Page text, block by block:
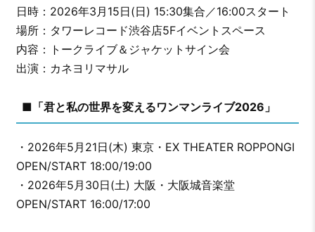
日時：2026年3月15日(日) 15:30集合／16:00スタート
場所：タワーレコード渋谷店5Fイベントスペース
内容：トークライブ＆ジャケットサイン会
出演：カネヨリマサル
■「君と私の世界を変えるワンマンライブ2026」
・2026年5月21日(木) 東京・EX THEATER ROPPONGI
OPEN/START 18:00/19:00
・2026年5月30日(土) 大阪・大阪城音楽堂
OPEN/START 16:00/17:00